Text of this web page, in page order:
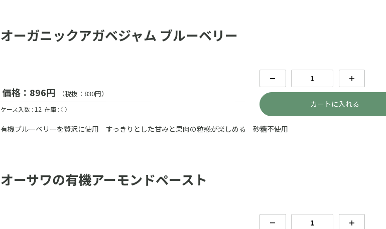
オーガニックアガベジャム ブルーベリー
価格：896円 （税抜：830円）
ケース入数 : 12 在庫 : ○
－ ＋
カートに入れる
有機ブルーベリーを贅沢に使用 すっきりとした甘みと果肉の粒感が楽しめる 砂糖不使用
オーサワの有機アーモンドペースト
－ ＋